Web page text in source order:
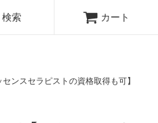
検索 カート
ンスセラピストの資格取得も可】